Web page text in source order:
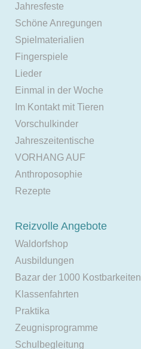
Jahresfeste
Schöne Anregungen
Spielmaterialien
Fingerspiele
Lieder
Einmal in der Woche
Im Kontakt mit Tieren
Vorschulkinder
Jahreszeitentische
VORHANG AUF
Anthroposophie
Rezepte
Reizvolle Angebote
Waldorfshop
Ausbildungen
Bazar der 1000 Kostbarkeiten
Klassenfahrten
Praktika
Zeugnisprogramme
Schulbegleitung